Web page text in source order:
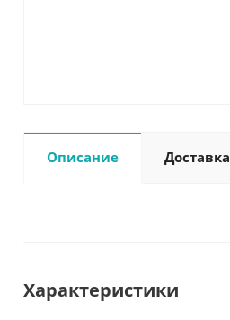
Описание Доставка
Характеристики